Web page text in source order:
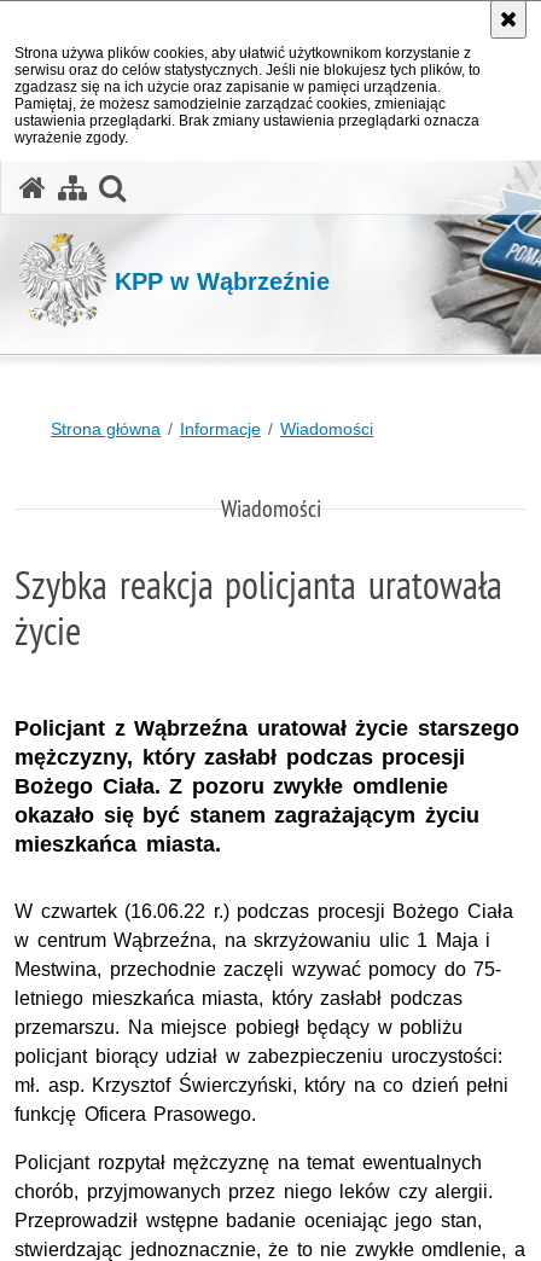
Strona używa plików cookies, aby ułatwić użytkownikom korzystanie z
serwisu oraz do celów statystycznych. Jeśli nie blokujesz tych plików, to
zgadzasz się na ich użycie oraz zapisanie w pamięci urządzenia.
Pamiętaj, że możesz samodzielnie zarządzać cookies, zmieniając
ustawienia przeglądarki. Brak zmiany ustawienia przeglądarki oznacza
wyrażenie zgody.
KPP w Wąbrzeźnie
Strona główna Informacje Wiadomości
Wiadomości
Szybka reakcja policjanta uratowała
życie
Policjant z Wąbrzeźna uratował życie starszego
mężczyzny, który zasłabł podczas procesji
Bożego Ciała. Z pozoru zwykłe omdlenie
okazało się być stanem zagrażającym życiu
mieszkańca miasta.
W czwartek (16.06.22 r.) podczas procesji Bożego Ciała
w centrum Wąbrzeźna, na skrzyżowaniu ulic 1 Maja i
Mestwina, przechodnie zaczęli wzywać pomocy do 75-
letniego mieszkańca miasta, który zasłabł podczas
przemarszu. Na miejsce pobiegł będący w pobliżu
policjant biorący udział w zabezpieczeniu uroczystości:
mł. asp. Krzysztof Świerczyński, który na co dzień pełni
funkcję Oficera Prasowego.
Policjant rozpytał mężczyznę na temat ewentualnych
chorób, przyjmowanych przez niego leków czy alergii.
Przeprowadził wstępne badanie oceniając jego stan,
stwierdzając jednoznacznie, że to nie zwykłe omdlenie, a